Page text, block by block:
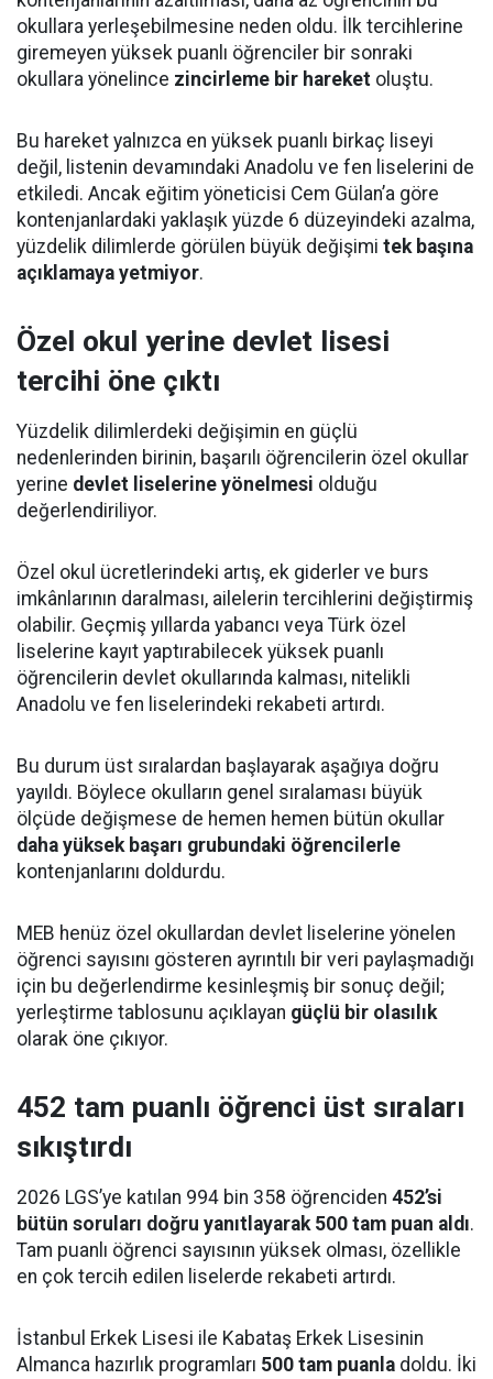
okullara yerleşebilmesine neden oldu. İlk tercihlerine
giremeyen yüksek puanlı öğrenciler bir sonraki
okullara yönelince zincirleme bir hareket oluştu.
Bu hareket yalnızca en yüksek puanlı birkaç liseyi
değil, listenin devamındaki Anadolu ve fen liselerini de
etkiledi. Ancak eğitim yöneticisi Cem Gülan’a göre
kontenjanlardaki yaklaşık yüzde 6 düzeyindeki azalma,
yüzdelik dilimlerde görülen büyük değişimi tek başına
açıklamaya yetmiyor.
Özel okul yerine devlet lisesi
tercihi öne çıktı
Yüzdelik dilimlerdeki değişimin en güçlü
nedenlerinden birinin, başarılı öğrencilerin özel okullar
yerine devlet liselerine yönelmesi olduğu
değerlendiriliyor.
Özel okul ücretlerindeki artış, ek giderler ve burs
imkânlarının daralması, ailelerin tercihlerini değiştirmiş
olabilir. Geçmiş yıllarda yabancı veya Türk özel
liselerine kayıt yaptırabilecek yüksek puanlı
öğrencilerin devlet okullarında kalması, nitelikli
Anadolu ve fen liselerindeki rekabeti artırdı.
Bu durum üst sıralardan başlayarak aşağıya doğru
yayıldı. Böylece okulların genel sıralaması büyük
ölçüde değişmese de hemen hemen bütün okullar
daha yüksek başarı grubundaki öğrencilerle
kontenjanlarını doldurdu.
MEB henüz özel okullardan devlet liselerine yönelen
öğrenci sayısını gösteren ayrıntılı bir veri paylaşmadığı
için bu değerlendirme kesinleşmiş bir sonuç değil;
yerleştirme tablosunu açıklayan güçlü bir olasılık
olarak öne çıkıyor.
452 tam puanlı öğrenci üst sıraları
sıkıştırdı
2026 LGS’ye katılan 994 bin 358 öğrenciden 452’si
bütün soruları doğru yanıtlayarak 500 tam puan aldı.
Tam puanlı öğrenci sayısının yüksek olması, özellikle
en çok tercih edilen liselerde rekabeti artırdı.
İstanbul Erkek Lisesi ile Kabataş Erkek Lisesinin
Almanca hazırlık programları 500 tam puanla doldu. İki